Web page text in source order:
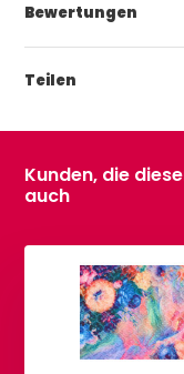
Bewertungen
Teilen
Kunden, die
auch